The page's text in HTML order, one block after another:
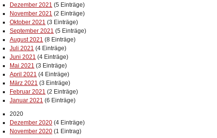
Dezember 2021 (5 Einträge)
November 2021 (2 Einträge)
Oktober 2021 (3 Einträge)
September 2021 (5 Einträge)
August 2021 (8 Einträge)
Juli 2021 (4 Einträge)
Juni 2021 (4 Einträge)
Mai 2021 (3 Einträge)
April 2021 (4 Einträge)
März 2021 (3 Einträge)
Februar 2021 (2 Einträge)
Januar 2021 (6 Einträge)
2020
Dezember 2020 (4 Einträge)
November 2020 (1 Eintrag)